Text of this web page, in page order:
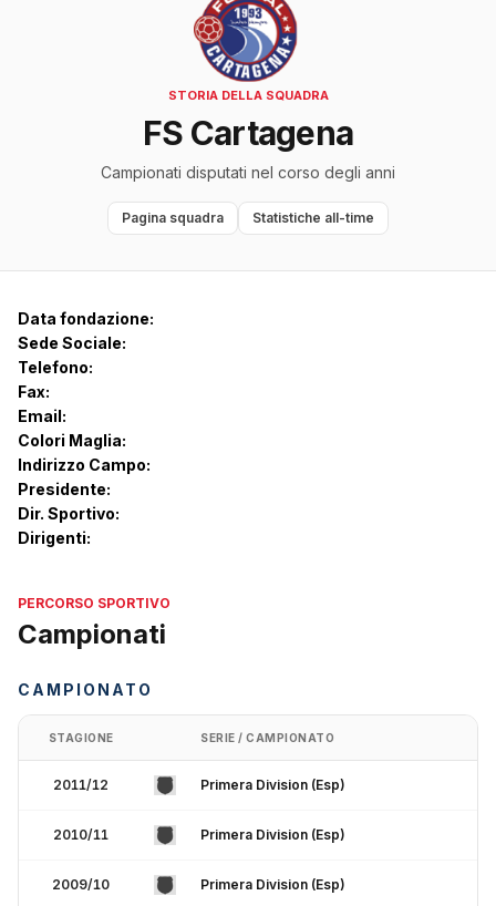
STORIA DELLA SQUADRA
FS Cartagena
Campionati disputati nel corso degli anni
Pagina squadra Statistiche all-time
Data fondazione:
Sede Sociale:
Telefono:
Fax:
Email:
Colori Maglia:
Indirizzo Campo:
Presidente:
Dir. Sportivo:
Dirigenti:
PERCORSO SPORTIVO
Campionati
CAMPIONATO
STAGIONE SERIE / CAMPIONATO
2011/12 Primera Division (Esp)
2010/11 Primera Division (Esp)
2009/10 Primera Division (Esp)